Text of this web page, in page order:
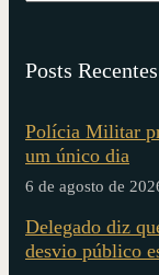
Posts Recentes
Polícia Militar
um único dia
6 de agosto de
Delegado diz
desvio público